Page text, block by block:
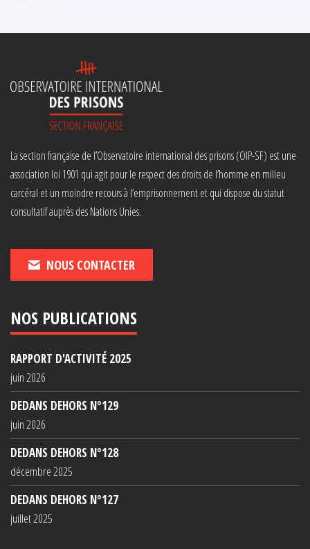
La section française de l’Observatoire international des prisons (OIP-SF) est une
association loi 1901 qui agit pour le respect des droits de l’homme en milieu
carcéral et un moindre recours à l’emprisonnement et qui dispose du statut
consultatif auprès des Nations Unies.
NOUS CONTACTER
NOS PUBLICATIONS
RAPPORT D'ACTIVITÉ 2025
juin 2026
DEDANS DEHORS N°129
juin 2026
DEDANS DEHORS N°128
décembre 2025
DEDANS DEHORS N°127
juillet 2025